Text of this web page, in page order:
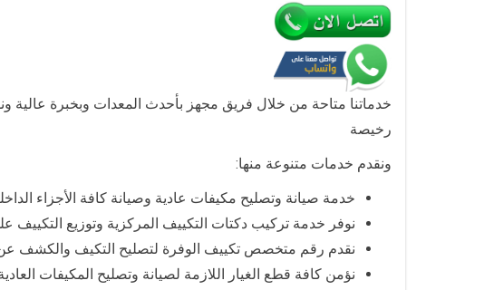
خدماتنا متاحة من خلال فريق مجهز بأحدث المعدات وبخبرة عالية
رخيصة
ونقدم خدمات متنوعة منها:
خدمة صيانة وتصليح مكيفات عادية وصيانة كافة الأجزاء
نوفر خدمة تركيب دكتات التكييف المركزية وتوزيع التكييف
نقدم رقم متخصص تكييف الوفرة لتصليح التكيف والكشف عن
نؤمن كافة قطع الغيار اللازمة لصيانة وتصليح المكيفات